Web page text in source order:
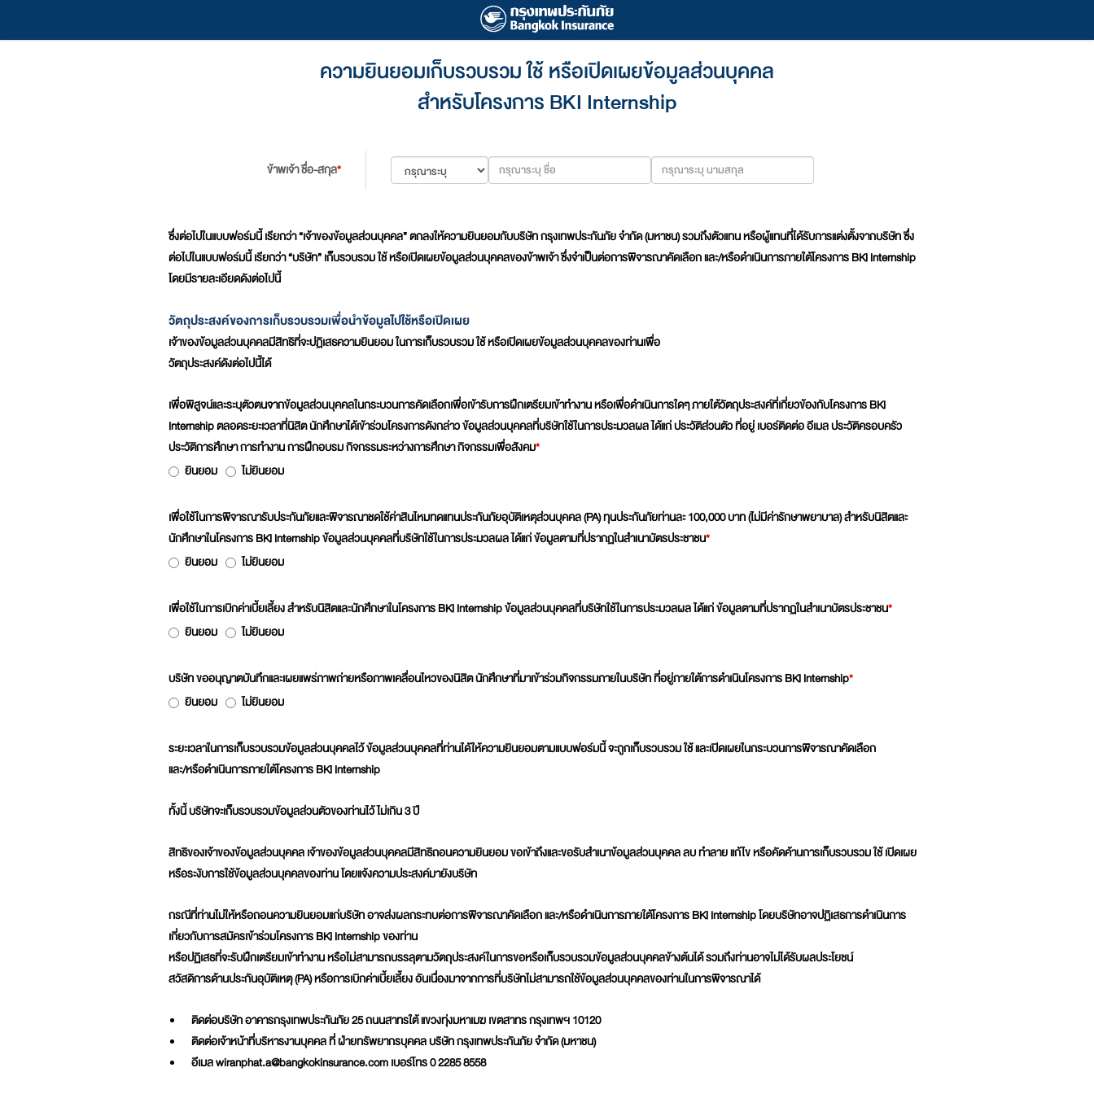
ความยินยอมเก็บรวบรวม ใช้ หรือเปิดเผยข้อมูลส่วนบุคคล
สำหรับโครงการ BKI Internship
ข้าพเจ้า ชื่อ-สกุล*
ซึ่งต่อไปในแบบฟอร์มนี้ เรียกว่า “เจ้าของข้อมูลส่วนบุคคล” ตกลงให้ความยินยอมกับบริษัท กรุงเทพประกันภัย จำกัด (มหาชน) รวมถึงตัวแทน หรือผู้แทนที่ได้รับการแต่งตั้งจากบริษัท ซึ่ง
ต่อไปในแบบฟอร์มนี้ เรียกว่า “บริษัท” เก็บรวบรวม ใช้ หรือเปิดเผยข้อมูลส่วนบุคคลของข้าพเจ้า ซึ่งจำเป็นต่อการพิจารณาคัดเลือก และ/หรือดำเนินการภายใต้โครงการ BKI Internship
โดยมีรายละเอียดดังต่อไปนี้
วัตถุประสงค์ของการเก็บรวบรวมเพื่อนำข้อมูลไปใช้หรือเปิดเผย
เจ้าของข้อมูลส่วนบุคคลมีสิทธิที่จะปฏิเสธความยินยอม ในการเก็บรวบรวม ใช้ หรือเปิดเผยข้อมูลส่วนบุคคลของท่านเพื่อ
วัตถุประสงค์ดังต่อไปนี้ได้
เพื่อพิสูจน์และระบุตัวตนจากข้อมูลส่วนบุคคลในกระบวนการคัดเลือกเพื่อเข้ารับการฝึกเตรียมเข้าทำงาน หรือเพื่อดำเนินการใดๆ ภายใต้วัตถุประสงค์ที่เกี่ยวข้องกับโครงการ BKI
Internship ตลอดระยะเวลาที่นิสิต นักศึกษาได้เข้าร่วมโครงการดังกล่าว ข้อมูลส่วนบุคคลที่บริษัทใช้ในการประมวลผล ได้แก่ ประวัติส่วนตัว ที่อยู่ เบอร์ติดต่อ อีเมล ประวัติครอบครัว
ประวัติการศึกษา การทำงาน การฝึกอบรม กิจกรรมระหว่างการศึกษา กิจกรรมเพื่อสังคม*
ยินยอม
ไม่ยินยอม
เพื่อใช้ในการพิจารณารับประกันภัยและพิจารณาชดใช้ค่าสินไหมทดแทนประกันภัยอุบัติเหตุส่วนบุคคล (PA) ทุนประกันภัยท่านละ 100,000 บาท (ไม่มีค่ารักษาพยาบาล) สำหรับนิสิตและ
นักศึกษาในโครงการ BKI Internship ข้อมูลส่วนบุคคลที่บริษัทใช้ในการประมวลผล ได้แก่ ข้อมูลตามที่ปรากฏในสำเนาบัตรประชาชน*
ยินยอม
ไม่ยินยอม
เพื่อใช้ในการเบิกค่าเบี้ยเลี้ยง สำหรับนิสิตและนักศึกษาในโครงการ BKI Internship ข้อมูลส่วนบุคคลที่บริษัทใช้ในการประมวลผล ได้แก่ ข้อมูลตามที่ปรากฏในสำเนาบัตรประชาชน*
ยินยอม
ไม่ยินยอม
บริษัท ขออนุญาตบันทึกและเผยแพร่ภาพถ่ายหรือภาพเคลื่อนไหวของนิสิต นักศึกษาที่มาเข้าร่วมกิจกรรมภายในบริษัท ที่อยู่ภายใต้การดำเนินโครงการ BKI Internship*
ยินยอม
ไม่ยินยอม
ระยะเวลาในการเก็บรวบรวมข้อมูลส่วนบุคคลไว้ ข้อมูลส่วนบุคคลที่ท่านได้ให้ความยินยอมตามแบบฟอร์มนี้ จะถูกเก็บรวบรวม ใช้ และเปิดเผยในกระบวนการพิจารณาคัดเลือก
และ/หรือดำเนินการภายใต้โครงการ BKI Internship
ทั้งนี้ บริษัทจะเก็บรวบรวมข้อมูลส่วนตัวของท่านไว้ ไม่เกิน 3 ปี
สิทธิของเจ้าของข้อมูลส่วนบุคคล เจ้าของข้อมูลส่วนบุคคลมีสิทธิถอนความยินยอม ขอเข้าถึงและขอรับสำเนาข้อมูลส่วนบุคคล ลบ ทำลาย แก้ไข หรือคัดค้านการเก็บรวบรวม ใช้ เปิดเผย
หรือระงับการใช้ข้อมูลส่วนบุคคลของท่าน โดยแจ้งความประสงค์มายังบริษัท
กรณีที่ท่านไม่ให้หรือถอนความยินยอมแก่บริษัท อาจส่งผลกระทบต่อการพิจารณาคัดเลือก และ/หรือดำเนินการภายใต้โครงการ BKI Internship โดยบริษัทอาจปฏิเสธการดำเนินการ
เกี่ยวกับการสมัครเข้าร่วมโครงการ BKI Internship ของท่าน
หรือปฏิเสธที่จะรับฝึกเตรียมเข้าทำงาน หรือไม่สามารถบรรลุตามวัตถุประสงค์ในการขอหรือเก็บรวบรวมข้อมูลส่วนบุคคลข้างต้นได้ รวมถึงท่านอาจไม่ได้รับผลประโยชน์
สวัสดิการด้านประกันอุบัติเหตุ (PA) หรือการเบิกค่าเบี้ยเลี้ยง อันเนื่องมาจากการที่บริษัทไม่สามารถใช้ข้อมูลส่วนบุคคลของท่านในการพิจารณาได้
ติดต่อบริษัท อาคารกรุงเทพประกันภัย 25 ถนนสาทรใต้ แขวงทุ่งมหาเมฆ เขตสาทร กรุงเทพฯ 10120
ติดต่อเจ้าหน้าที่บริหารงานบุคคล ที่ ฝ่ายทรัพยากรบุคคล บริษัท กรุงเทพประกันภัย จำกัด (มหาชน)
อีเมล wiranphat.a@bangkokinsurance.com เบอร์โทร 0 2285 8558